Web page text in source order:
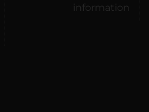
information